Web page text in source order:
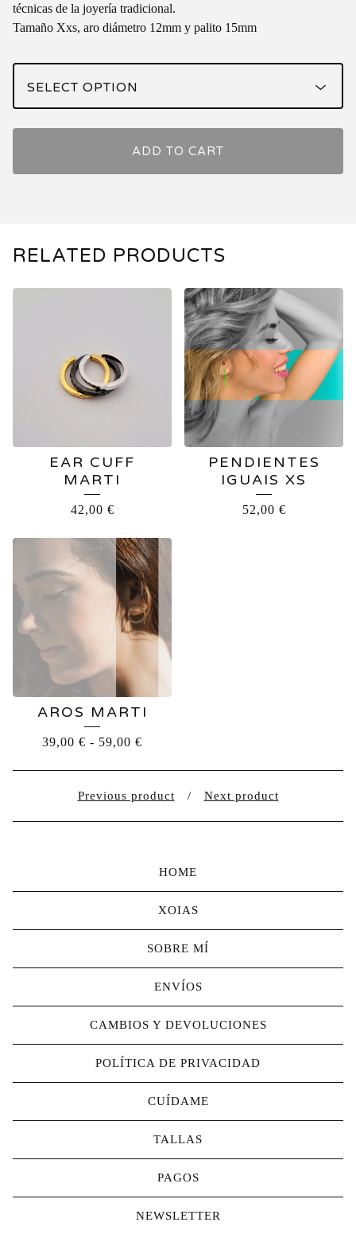
técnicas de la joyería tradicional.
Tamaño Xxs, aro diámetro 12mm y palito 15mm
ADD TO CART
RELATED PRODUCTS
EAR CUFF
MARTI
42,00 €
PENDIENTES
IGUAIS XS
52,00 €
AROS MARTI
39,00 € - 59,00 €
Previous product Next product
HOME
XOIAS
SOBRE MÍ
ENVÍOS
CAMBIOS Y DEVOLUCIONES
POLÍTICA DE PRIVACIDAD
CUÍDAME
TALLAS
PAGOS
NEWSLETTER